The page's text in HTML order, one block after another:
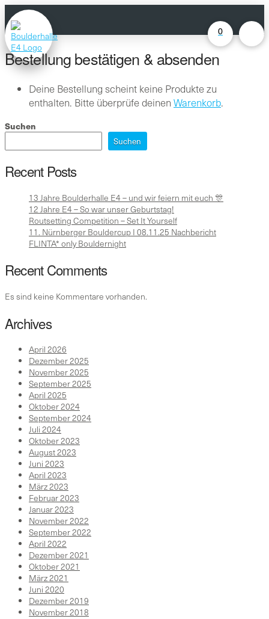
0
Bestellung bestätigen & absenden
Deine Bestellung scheint keine Produkte zu
enthalten. Bitte überprüfe deinen Warenkorb.
Suchen
Suchen
Recent Posts
13 Jahre Boulderhalle E4 – und wir feiern mit euch 🎊
12 Jahre E4 – So war unser Geburtstag!
Routsetting Competition – Set It Yourself
11. Nürnberger Bouldercup I 08.11.25 Nachbericht
FLINTA* only Bouldernight
Recent Comments
Es sind keine Kommentare vorhanden.
Archives
April 2026
Dezember 2025
November 2025
September 2025
April 2025
Oktober 2024
September 2024
Juli 2024
Oktober 2023
August 2023
Juni 2023
April 2023
März 2023
Februar 2023
Januar 2023
November 2022
September 2022
April 2022
Dezember 2021
Oktober 2021
März 2021
Juni 2020
Dezember 2019
November 2018